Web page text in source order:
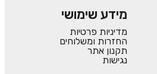
מידע שימושי
מדיניות פרטיות
החזרות ומשלוחים
תקנון אתר
נגישות